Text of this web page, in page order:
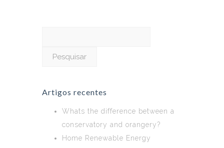
Artigos recentes
Whats the difference between a
conservatory and orangery?
Home Renewable Energy